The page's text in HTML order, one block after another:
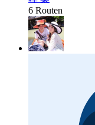
6 Routen